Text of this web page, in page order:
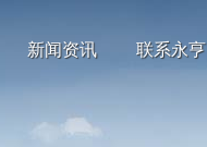
新闻资讯 联系永亨